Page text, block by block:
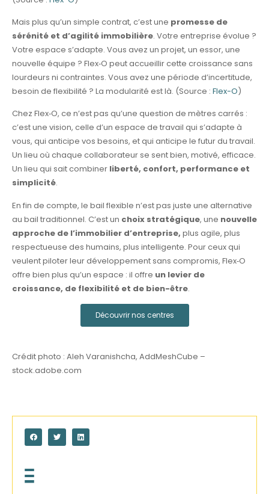
Mais plus qu’un simple contrat, c’est une promesse de
sérénité et d’agilité immobilière. Votre entreprise évolue ?
Votre espace s’adapte. Vous avez un projet, un essor, une
nouvelle équipe ? Flex‑O peut accueillir cette croissance sans
lourdeurs ni contraintes. Vous avez une période d’incertitude,
besoin de flexibilité ? La modularité est là. (Source : Flex-O)
Chez Flex‑O, ce n’est pas qu’une question de mètres carrés :
c’est une vision, celle d’un espace de travail qui s’adapte à
vous, qui anticipe vos besoins, et qui anticipe le futur du travail.
Un lieu où chaque collaborateur se sent bien, motivé, efficace.
Un lieu qui sait combiner liberté, confort, performance et
simplicité.
En fin de compte, le bail flexible n’est pas juste une alternative
au bail traditionnel. C’est un choix stratégique, une nouvelle
approche de l’immobilier d’entreprise, plus agile, plus
respectueuse des humains, plus intelligente. Pour ceux qui
veulent piloter leur développement sans compromis, Flex‑O
offre bien plus qu’un espace : il offre un levier de
croissance, de flexibilité et de bien-être.
Découvrir nos centres
Crédit photo : Aleh Varanishcha, AddMeshCube –
stock.adobe.com